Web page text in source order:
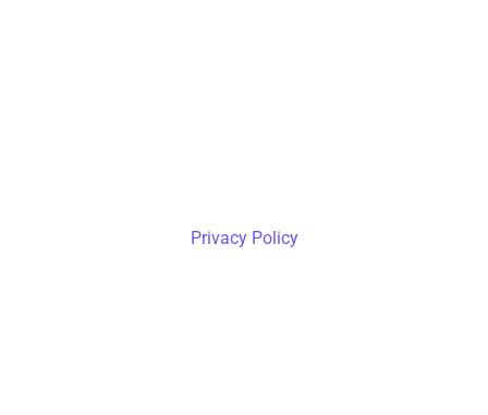
Privacy Policy